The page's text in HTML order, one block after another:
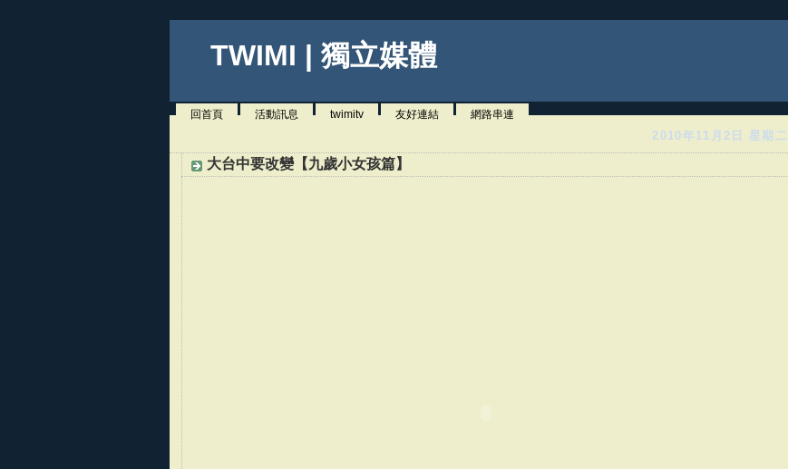
TWIMI | 獨立媒體
回首頁 活動訊息 twimitv 友好連結 網路串連
2010年11月2日 星期二
大台中要改變【九歲小女孩篇】